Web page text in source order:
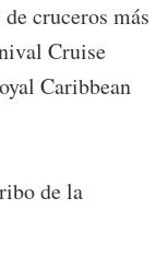
cruceros más
Cruise
Caribbean
de la